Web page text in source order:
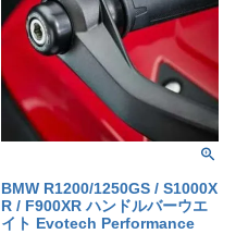
PRN014553-12
PRN014553-13
PRN014553-14
PRN014553-15
PRN014553-16
PRN014553-17
PRN014553-18
PRN014553-19
PRN014553-21
PRN014553-22
PRN014553-23
BMW R1200/1250GS / S1000X
R / F900XR ハンドルバーウエ
イト Evotech Performance